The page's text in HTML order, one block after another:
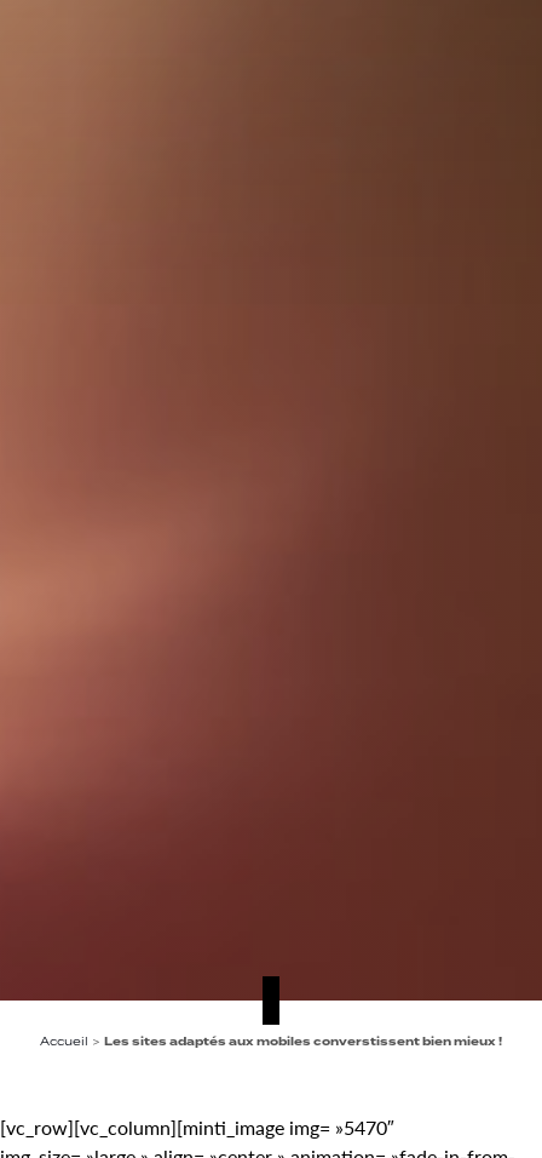
Accueil > Les sites adaptés aux mobiles converstissent bien mieux !
[vc_row][vc_column][minti_image img= »5470″